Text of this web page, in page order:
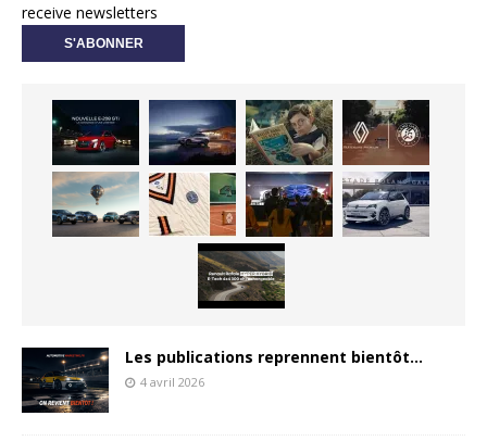
receive newsletters
Les publications reprennent bientôt…
4 avril 2026